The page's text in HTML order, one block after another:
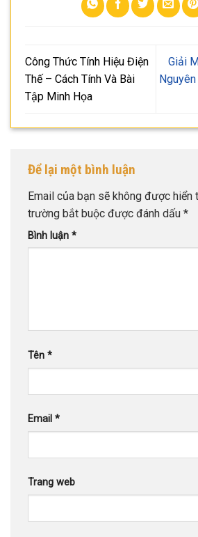
Công Thức Tính Hiệu Điện
Thế – Cách Tính Và Bài
Tập Minh Họa
Giải
Để lại một bình luận
Email của bạn sẽ không được hiển
trường bắt buộc được đánh dấu *
Bình luận *
Tên *
Email *
Trang web